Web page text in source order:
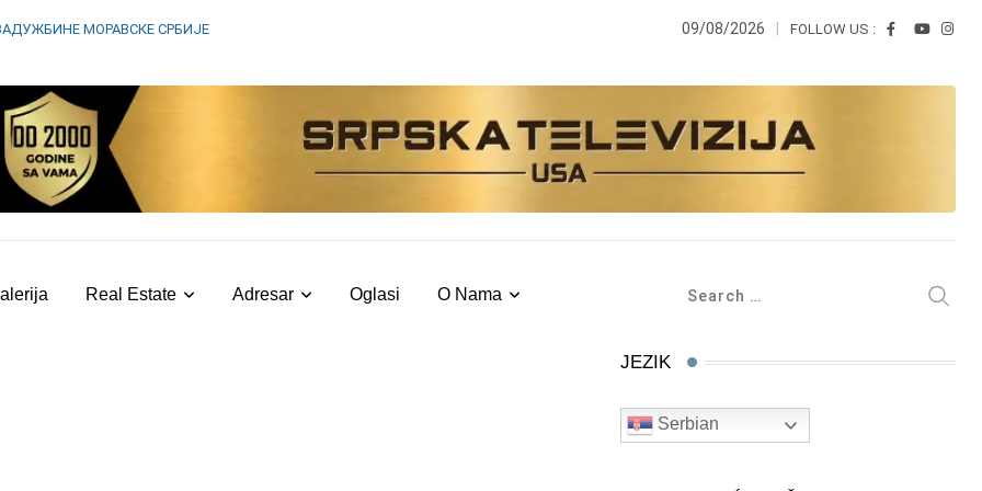
МОРАВСКЕ СРБИЈЕ 09/08/2026 FOLLOW US :
Real Estate Adresar Oglasi O Nama
JEZIK
Serbian